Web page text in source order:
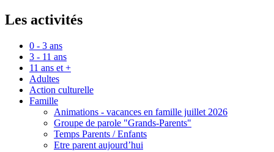
Les activités
0 - 3 ans
3 - 11 ans
11 ans et +
Adultes
Action culturelle
Famille
Animations - vacances en famille juillet 2026
Groupe de parole "Grands-Parents"
Temps Parents / Enfants
Etre parent aujourd’hui